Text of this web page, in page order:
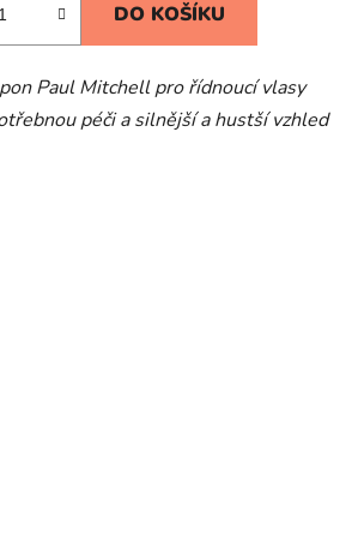
DO KOŠÍKU
Paul Mitchell pro řídnoucí vlasy
péči a silnější a hustší vzhled